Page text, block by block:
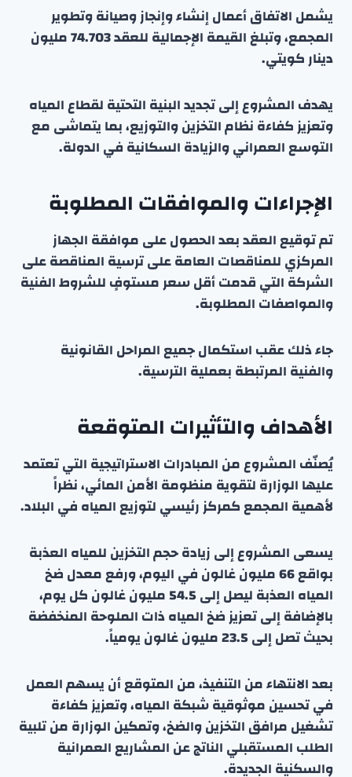
يشمل الاتفاق أعمال إنشاء وإنجاز وصيانة وتطوير
المجمع، وتبلغ القيمة الإجمالية للعقد 74.703 مليون
دينار كويتي.
يهدف المشروع إلى تجديد البنية التحتية لقطاع المياه
وتعزيز كفاءة نظام التخزين والتوزيع، بما يتماشى مع
التوسع العمراني والزيادة السكانية في الدولة.
الإجراءات والموافقات المطلوبة
تم توقيع العقد بعد الحصول على موافقة الجهاز
المركزي للمناقصات العامة على ترسية المناقصة على
الشركة التي قدمت أقل سعر مستوفٍ للشروط الفنية
والمواصفات المطلوبة.
جاء ذلك عقب استكمال جميع المراحل القانونية
والفنية المرتبطة بعملية الترسية.
الأهداف والتأثيرات المتوقعة
يُصنّف المشروع من المبادرات الاستراتيجية التي تعتمد
عليها الوزارة لتقوية منظومة الأمن المائي، نظراً
لأهمية المجمع كمركز رئيسي لتوزيع المياه في البلاد.
يسعى المشروع إلى زيادة حجم التخزين للمياه العذبة
بواقع 66 مليون غالون في اليوم، ورفع معدل ضخ
المياه العذبة ليصل إلى 54.5 مليون غالون كل يوم،
بالإضافة إلى تعزيز ضخ المياه ذات الملوحة المنخفضة
بحيث تصل إلى 23.5 مليون غالون يومياً.
بعد الانتهاء من التنفيذ، من المتوقع أن يسهم العمل
في تحسين موثوقية شبكة المياه، وتعزيز كفاءة
تشغيل مرافق التخزين والضخ، وتمكين الوزارة من تلبية
الطلب المستقبلي الناتج عن المشاريع العمرانية
والسكنية الجديدة.